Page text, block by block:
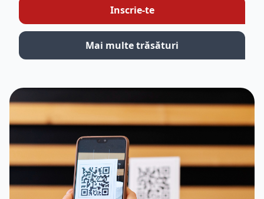
Inscrie-te
Mai multe trăsături